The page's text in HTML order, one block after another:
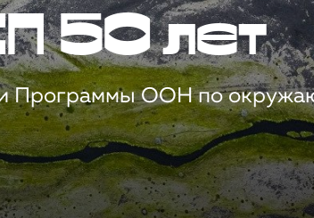
50 лет
Программы ООН по